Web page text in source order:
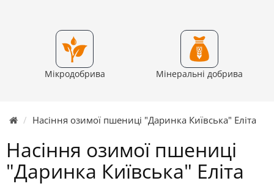
Мікродобрива Мінеральні добрива
Насіння озимої пшениці "Даринка Київська" Еліта
Насіння озимої пшениці
"Даринка Київська" Еліта